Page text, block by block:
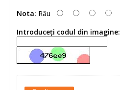
Nota: Rău
Introduceţi codul din imagine: